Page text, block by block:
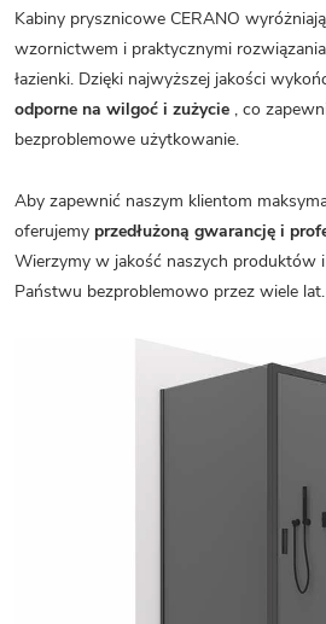
Kabiny prysznicowe CERANO
wzornictwem i praktycznymi
łazienki. Dzięki najwyższej jakości
odporne na wilgoć i zużycie , co
bezproblemowe użytkowanie.
Aby zapewnić naszym klientom
oferujemy przedłużoną gwarancję i
Wierzymy w jakość naszych produktów i
Państwu bezproblemowo przez wiele lat.